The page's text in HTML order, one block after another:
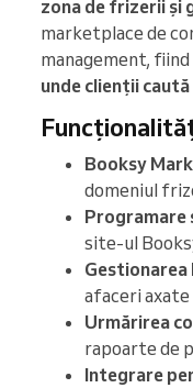
zona de frizerii și
marketplace de
management,
unde clienții
Booksy
domeniul
Programare
site-ul
afaceri
Urmărirea
rapoarte de
Integrare